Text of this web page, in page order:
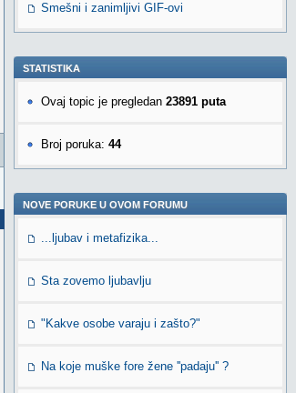
Smešni i zanimljivi GIF-ovi
STATISTIKA
Ovaj topic je pregledan 23891 puta
Broj poruka: 44
NOVE PORUKE U OVOM FORUMU
...ljubav i metafizika...
Sta zovemo ljubavlju
"Kakve osobe varaju i zašto?"
Na koje muške fore žene ''padaju'' ?